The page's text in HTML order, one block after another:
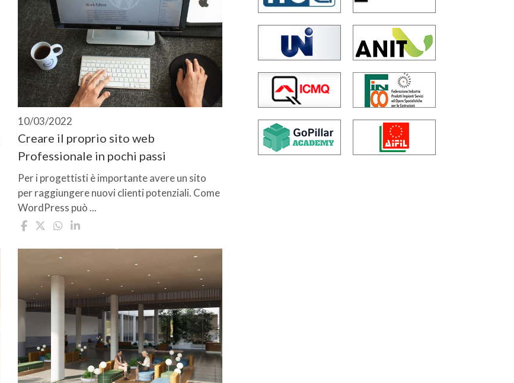
10/03/2022
Creare il proprio sito web
Professionale in pochi passi
Per i progettisti è importante avere un sito
per raggiungere nuovi clienti potenziali. Come
WordPress può ...